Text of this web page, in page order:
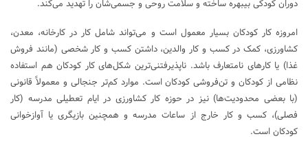
دوران کودکی بی‎بهره ساخته و سلامت روحی و جسمی‌شان را تهدید می‌کند.
امروزه کار کودکان بسیار معمول است و می‌تواند شامل کار در کارخانه، معدن،
کشاورزی، کمک در کسب و کار والدین، داشتن کسب و کار شخصی (مانند فروش
غذا) یا کارهای نامتعارف باشد. ناپذیرفتنی‌ترین شکل‌های کار کودکان هم استفاده
نظامی از کودکان و تن‌فروشی کودکان است. موارد کم‌تر جنجالی و معمولاً قانونی
(با بعضی محدودیت‌ها) نیز در حوزه کار کشاورزی در ایام تعطیلی مدرسه (کار
فصلی)، کسب و کار خارج از ساعات مدرسه و همچنین بازیگری یا آوازخوانی
کودکان است.